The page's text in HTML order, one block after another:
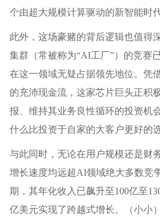
个由超大规模计算驱动的新智能时代
此外，这场豪赌的背后逻辑也值得
集群（常被称为“AI工厂”）的竞赛
在这一领域无疑占据领先地位。凭
的充沛现金流，这家芯片巨头正积
报、维持其业务良性循环的投资机
什么比投资于自家的大客户更好的
与此同时，无论在用户规模还是财
增长速度均远超AI领域绝大多数竞
期，其年化收入已飙升至100亿至
亿美元实现了跨越式增长。（小小）